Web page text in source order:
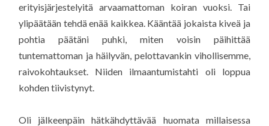
erityisjärjestelyitä arvaamattoman koiran vuoksi. Tai
ylipäätään tehdä enää kaikkea. Kääntää jokaista kiveä ja
pohtia päätäni puhki, miten voisin päihittää
tuntemattoman ja häilyvän, pelottavankin vihollisemme,
raivokohtaukset. Niiden ilmaantumistahti oli loppua
kohden tiivistynyt.
Oli jälkeenpäin hätkähdyttävää huomata millaisessa